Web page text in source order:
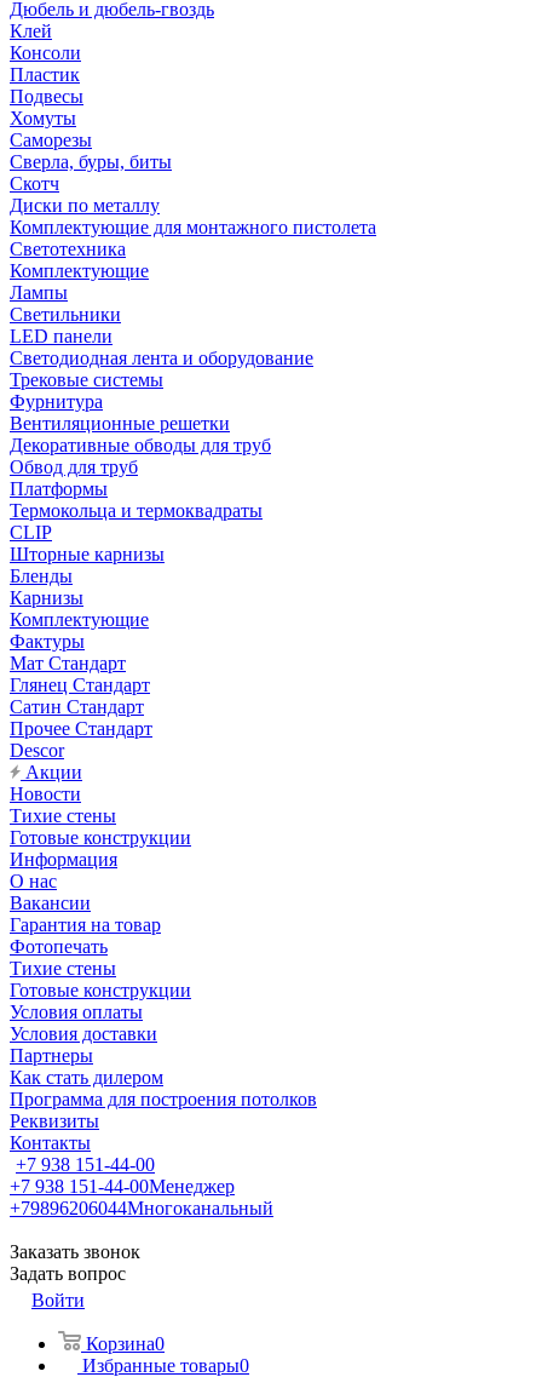
Дюбель и дюбель-гвоздь
Клей
Консоли
Пластик
Подвесы
Хомуты
Саморезы
Сверла, буры, биты
Скотч
Диски по металлу
Комплектующие для монтажного пистолета
Светотехника
Комплектующие
Лампы
Светильники
LED панели
Светодиодная лента и оборудование
Трековые системы
Фурнитура
Вентиляционные решетки
Декоративные обводы для труб
Обвод для труб
Платформы
Термокольца и термоквадраты
CLIP
Шторные карнизы
Бленды
Карнизы
Комплектующие
Фактуры
Мат Стандарт
Глянец Стандарт
Сатин Стандарт
Прочее Стандарт
Descor
Акции
Новости
Тихие стены
Готовые конструкции
Информация
О нас
Вакансии
Гарантия на товар
Фотопечать
Тихие стены
Готовые конструкции
Условия оплаты
Условия доставки
Партнеры
Как стать дилером
Программа для построения потолков
Реквизиты
Контакты
+7 938 151-44-00
+7 938 151-44-00Менеджер
+79896206044Многоканальный
Заказать звонок
Задать вопрос
Войти
Корзина0
Избранные товары0